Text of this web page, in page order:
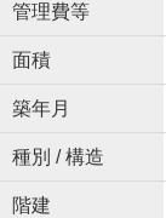
管理費等
面積
築年月
種別 / 構造
階建